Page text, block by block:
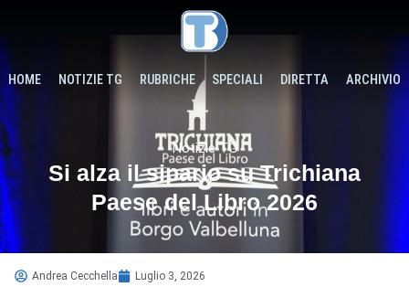
HOME NOTIZIE TG RUBRICHE SPECIALI DIRETTA ARCHIVIO
Notizie TG
Si alza il sipario su Trichiana
Paese del Libro 2026
Andrea Cecchella Luglio 3, 2026